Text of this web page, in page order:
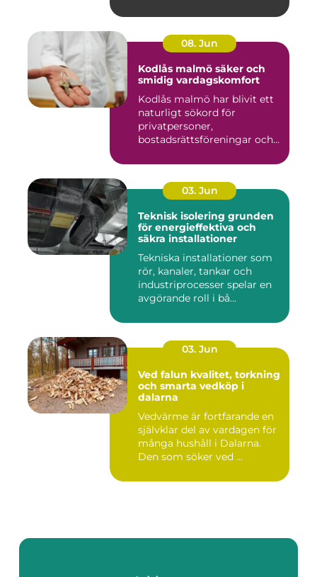
08. Jun
Kodlås malmö säker och
smidig vardagskomfort
Kodlås malmö har blivit ett
naturligt sökord för
privatpersoner,
bostadsrättsföreningar och
03. Jun
Teknisk isolering grunden
för energieffektiva och
säkra installationer
Tekniska installationer som
rör, kanaler, tankar och
industriprocesser spelar en
avgörande roll i bå...
03. Jun
Ved falun kvalitet, torkning
och smarta vedköp i
dalarna
Vedvärme är fortfarande en
självklar del av vardagen för
många hushåll i Dalarna.
Den som söker ved ...